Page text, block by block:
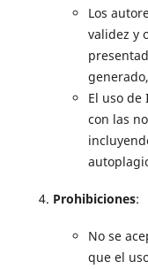
Los
validez y
El uso
con las
Prohibiciones:
No se
que el